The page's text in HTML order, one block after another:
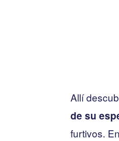
Allí
de su
furtivos.